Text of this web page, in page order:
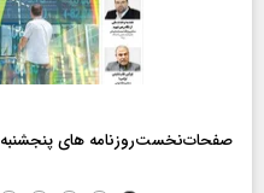
صفحات‌نخست‌روزنامه ها‌ی پنجشنبه‌۱۵ مردادماه